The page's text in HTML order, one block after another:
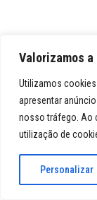
Valorizamos
Utilizamos cookies
apresentar
nosso tráfego. Ao
utilização de
Personalizar